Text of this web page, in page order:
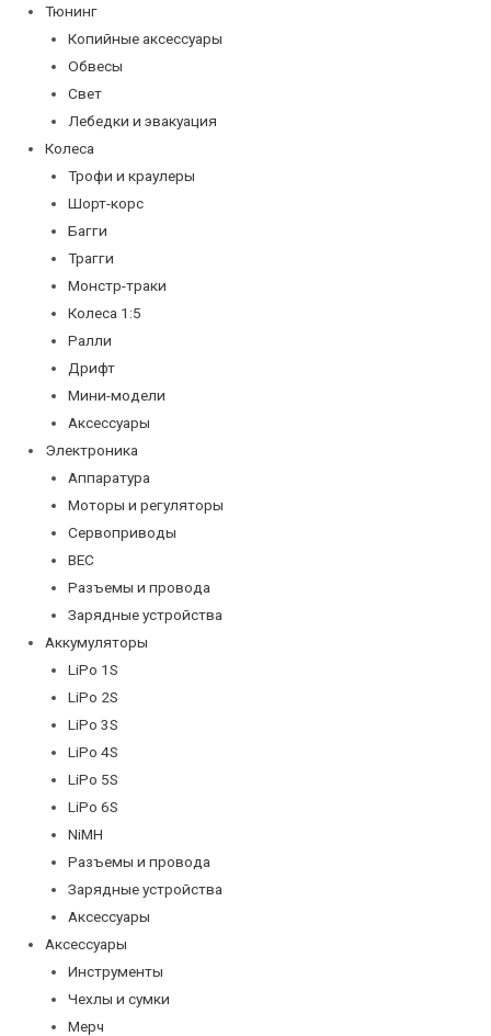
Тюнинг
Копийные аксессуары
Обвесы
Свет
Лебедки и эвакуация
Колеса
Трофи и краулеры
Шорт-корс
Багги
Трагги
Монстр-траки
Колеса 1:5
Ралли
Дрифт
Мини-модели
Аксессуары
Электроника
Аппаратура
Моторы и регуляторы
Сервоприводы
BEC
Разъемы и провода
Зарядные устройства
Аккумуляторы
LiPo 1S
LiPo 2S
LiPo 3S
LiPo 4S
LiPo 5S
LiPo 6S
NiMH
Разъемы и провода
Зарядные устройства
Аксессуары
Аксессуары
Инструменты
Чехлы и сумки
Мерч